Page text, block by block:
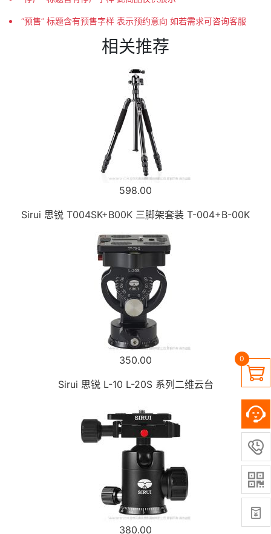

0



“预售” 标题含有预售字样 表示预约意向 如若需求可咨询客服
相关推荐
598.00
Sirui 思锐 T004SK+B00K 三脚架套装 T-004+B-00K
350.00
Sirui 思锐 L-10 L-20S 系列二维云台
380.00